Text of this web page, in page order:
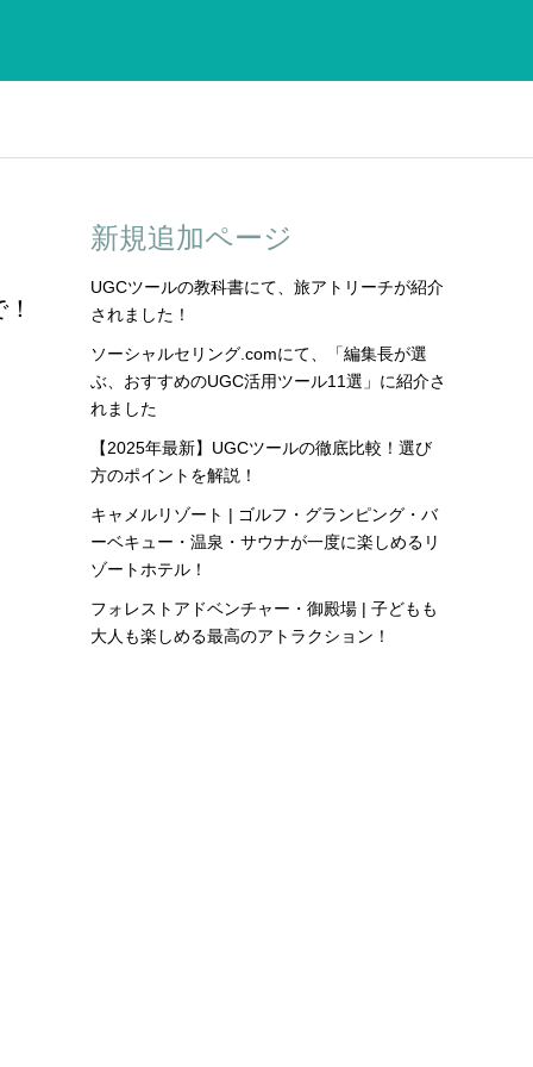
新規追加ページ
UGCツールの教科書にて、旅アトリーチが紹介
されました！
ソーシャルセリング.comにて、「編集長が選
ぶ、おすすめのUGC活用ツール11選」に紹介さ
れました
【2025年最新】UGCツールの徹底比較！選び
方のポイントを解説！
キャメルリゾート | ゴルフ・グランピング・バ
ーベキュー・温泉・サウナが一度に楽しめるリ
ゾートホテル！
フォレストアドベンチャー・御殿場 | 子どもも
大人も楽しめる最高のアトラクション！